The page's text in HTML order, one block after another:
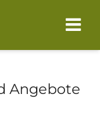
Angebote